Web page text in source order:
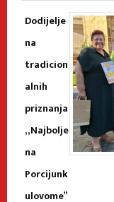
Dodijelje
na
tradicion
alnih
priznanja
„Najbolje
na
Porcijunk
ulovome”